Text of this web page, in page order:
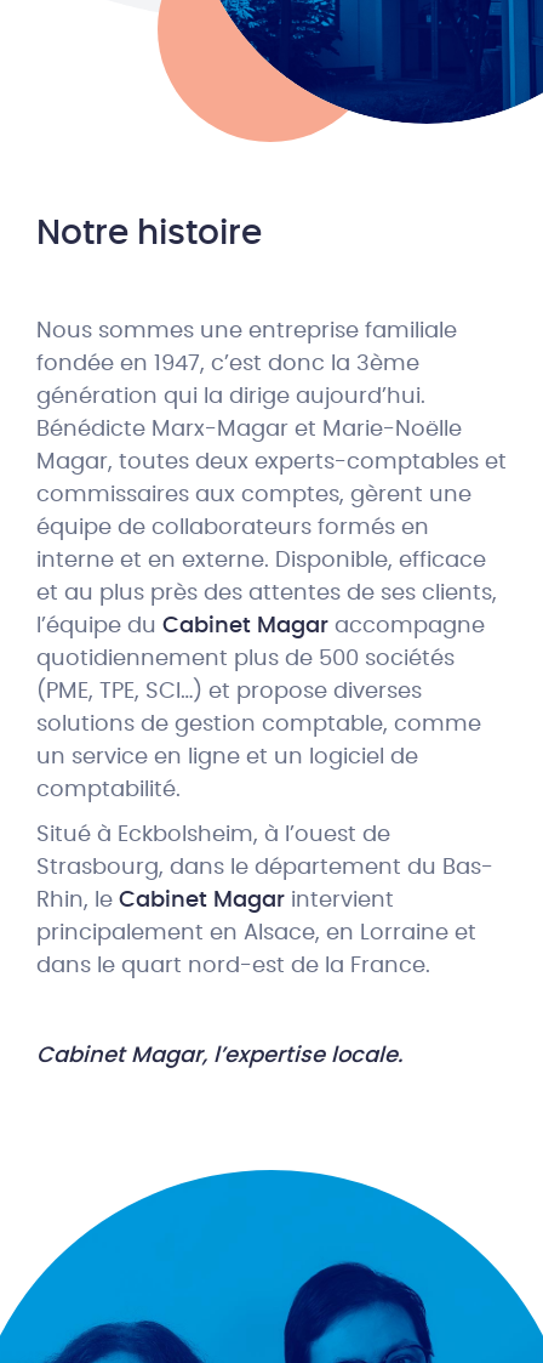
Notre histoire
Nous sommes une entreprise familiale
fondée en 1947, c’est donc la 3ème
génération qui la dirige aujourd’hui.
Bénédicte Marx-Magar et Marie-Noëlle
Magar, toutes deux experts-comptables et
commissaires aux comptes, gèrent une
équipe de collaborateurs formés en
interne et en externe. Disponible, efficace
et au plus près des attentes de ses clients,
l’équipe du Cabinet Magar accompagne
quotidiennement plus de 500 sociétés
(PME, TPE, SCI…) et propose diverses
solutions de gestion comptable, comme
un service en ligne et un logiciel de
comptabilité.
Situé à Eckbolsheim, à l’ouest de
Strasbourg, dans le département du Bas-
Rhin, le Cabinet Magar intervient
principalement en Alsace, en Lorraine et
dans le quart nord-est de la France.
Cabinet Magar, l’expertise locale.